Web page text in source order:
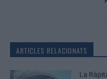
ARTICLES RELACIONATS
La